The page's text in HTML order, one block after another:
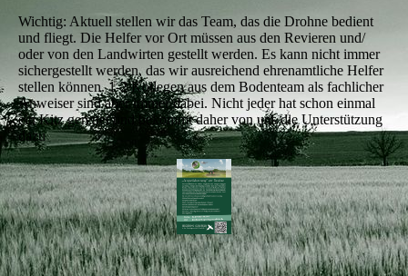
Wichtig: Aktuell stellen wir das Team, das die Drohne bedient
und fliegt. Die Helfer vor Ort müssen aus den Revieren und/
oder von den Landwirten gestellt werden. Es kann nicht immer
sichergestellt werden, das wir ausreichend ehrenamtliche Helfer
stellen können. 1-2 Kollegen aus dem Bodenteam als fachlicher
Anweiser sind aber immer dabei. Nicht jeder hat schon einmal
ein Kitz gerettet und bekommt daher von uns die Unterstützung
dazu